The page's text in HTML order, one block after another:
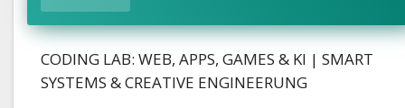
CODING LAB: WEB, APPS, GAMES & KI | SMART
SYSTEMS & CREATIVE ENGINEERUNG